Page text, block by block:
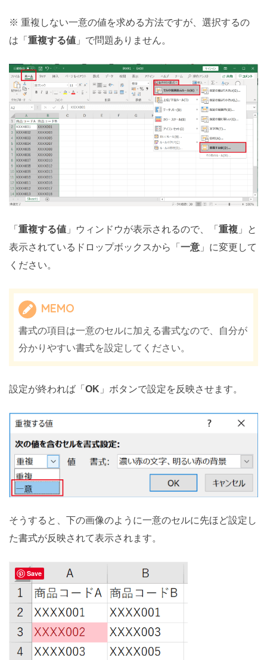
※ 重複しない一意の値を求める方法ですが、選択するの
は「 重複する値 」で問題ありません。
「 重複する値 」ウィンドウが表示されるので、「 重複 」と
表示されているドロップボックスから「 一意 」に変更して
ください。
MEMO
書式の項目は一意のセルに加える書式なので、自分が
分かりやすい書式を設定してください。
設定が終われば「 OK 」ボタンで設定を反映させます。
そうすると、下の画像のように一意のセルに先ほど設定し
た書式が反映されて表示されます。
Save